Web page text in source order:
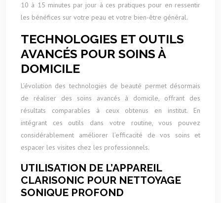
10 à 15 minutes par jour à ces pratiques pour en ressentir
les bénéfices sur votre peau et votre bien-être général.
TECHNOLOGIES ET OUTILS
AVANCÉS POUR SOINS À
DOMICILE
L’évolution des technologies de beauté permet désormais
de réaliser des soins avancés à domicile, offrant des
résultats comparables à ceux obtenus en institut. En
intégrant ces outils dans votre routine, vous pouvez
considérablement améliorer l’efficacité de vos soins et
espacer les visites chez les professionnels.
UTILISATION DE L’APPAREIL
CLARISONIC POUR NETTOYAGE
SONIQUE PROFOND